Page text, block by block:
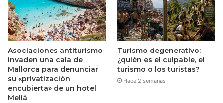
Asociaciones antiturismo
invaden una cala de
Mallorca para denunciar
su «privatización
encubierta» de un hotel
Meliá
Turismo degenerativo:
¿quién es el culpable, el
turismo o los turistas?
Hace 2 semanas